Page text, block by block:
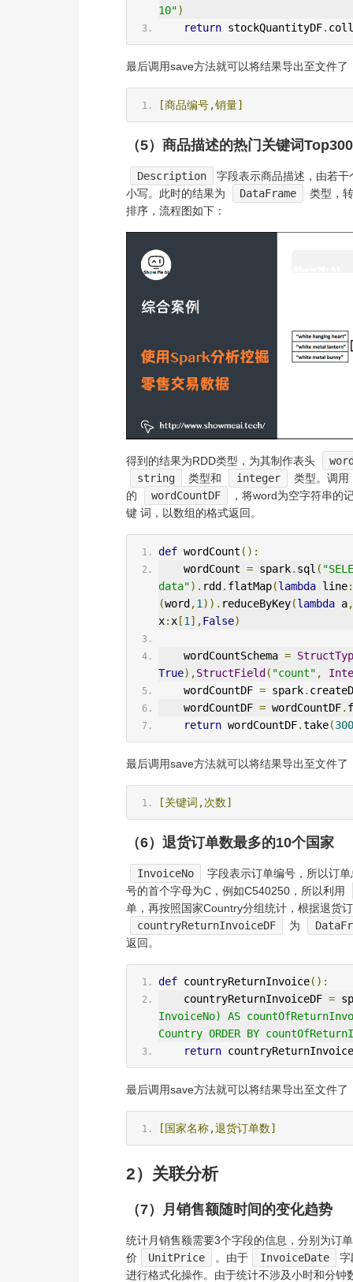
10")
return stockQuantityDF.
最后调用save方法就可以将结果导出至文件了
[商品编号,销量]
（5）商品描述的热门关键词Top300
Description
字段表示商品描述，由若
小写。此时的结果为
DataFrame
类型，
排序，流程图如下：
得到的结果为RDD类型，为其制作表头
string
类型和 integer
类型。调用
的
wordCountDF
，将word为空字符串的
键 词，以数组的格式返回。
def wordCount ():
    wordCount
= spark. sql (
data"). rdd . flatMap(lambda line:
(word ,1 )). reduceByKey(lambda a,
x: x[1 ],False)
    wordCountSchema
=
True),StructField ( "count" ,
    wordCountDF
= spark.
    wordCountDF
= wordCountDF.
return wordCountDF.take(300
最后调用save方法就可以将结果导出至文件了
[关键词,次数]
（6）退货订单数最多的10个国家
InvoiceNo
字段表示订单编号，所以订
号的首个字母为C，例如C540250，所以利用
单，再按照国家Country分组统计，根据退货
countryReturnInvoiceDF
为
返回。
def countryReturnInvoice():
    countryReturnInvoiceDF
=
InvoiceNo) AS
Country ORDER BY
return
最后调用save方法就可以将结果导出至文件了
[国家名称,退货订单数]
2）关联分析
（7）月销售额随时间的变化趋势
统计月销售额需要3个字段的信息，分别为订
价
UnitPrice 。由于 InvoiceDate
字
进行格式化操作。由于统计不涉及小时和分